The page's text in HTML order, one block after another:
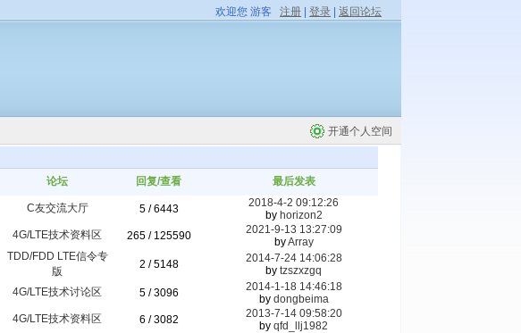
欢迎您 游客注册 |登录 |返回论坛
开通个人空间
论坛 回复/查看 最后发表
C友交流大厅 5 / 6443
2018-4-2 09:12:26
by horizon2
4G/LTE技术资料区 265 / 125590
2021-9-13 13:27:09
byArray
TDD/FDD LTE信令专
版
2 / 5148
2014-7-24 14:06:28
bytzszxzgq
4G/LTE技术讨论区 5 / 3096
2014-1-18 14:46:18
by dongbeima
4G/LTE技术资料区 6 / 3082
2013-7-14 09:58:20
byqfd_llj1982